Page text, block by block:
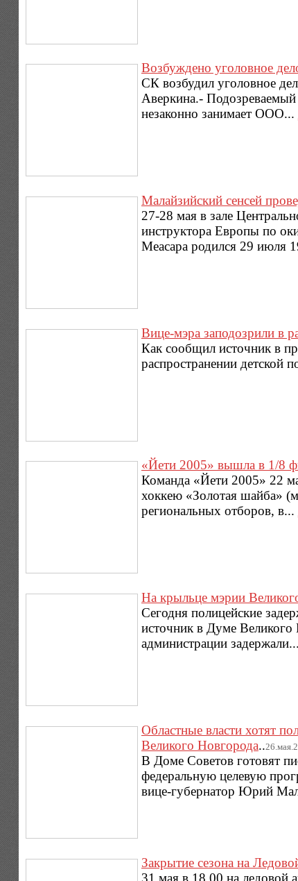
Возбуждено уголовное
СК возбудил уголовное
Аверкина.- Подозреваемый
незаконно занимает ООО...
Малайзийский сенсей
27-28 мая в зале
инструктора Европы по
Меасара родился 29 июля
Вице-мэра заподозрили в
Как сообщил источник в
распространении детской
«Йети 2005» вышла в 1/8
Команда «Йети 2005» 22
хоккею «Золотая шайба»
региональных отборов, в...
На крыльце мэрии
Сегодня полицейские
источник в Думе Великого
администрации задержали...
Областные власти хотят
Великого Новгорода..
В Доме Советов готовят
федеральную целевую
вице-губернатор Юрий
Закрытие сезона на
31 мая в 18.00 на ледовой